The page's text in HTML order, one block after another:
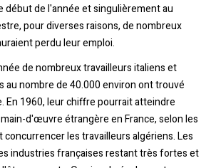
début de l'année et singulièrement au
pour diverses raisons, de nombreux
perdu leur emploi.
de nombreux travailleurs italiens et
au nombre de 40.000 environ ont trouvé
En 1960, leur chiffre pourrait atteindre
d'œuvre étrangère en France, selon les
concurrencer les travailleurs algériens. Les
industries françaises restant très fortes et